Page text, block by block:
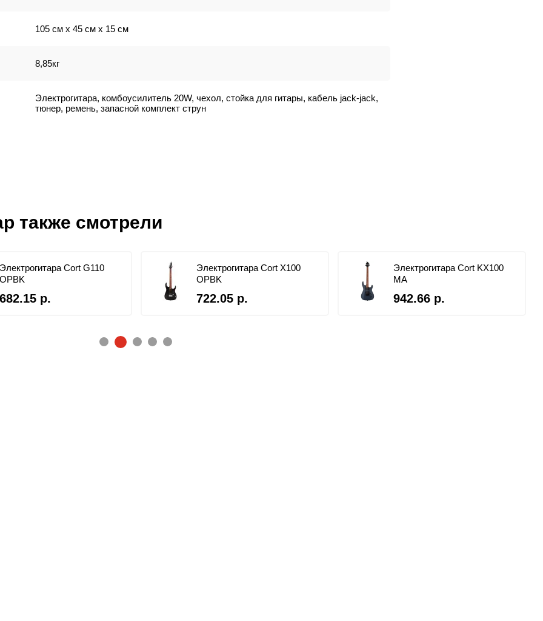
105 см x 45 см x 15 см
8,85кг
Электрогитара, комбоусилитель 20W, чехол, стойка для гитары, кабель jack-jack,
тюнер, ремень, запасной комплект струн
также смотрели
Электрогитара Cort G110
OPBK
682.15 р.
Электрогитара Cort X100
OPBK
722.05 р.
Электрогитара Cort KX100
MA
942.66 р.
1 2 3 4 5